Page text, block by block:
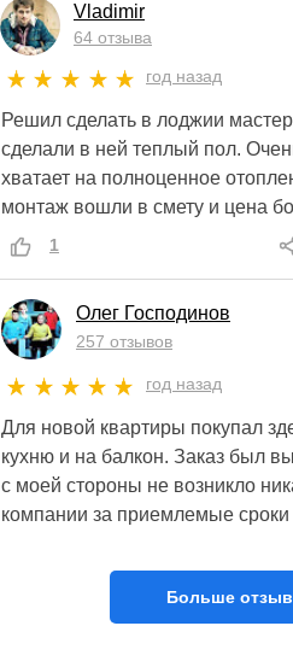
Vladimir
64 отзыва
год назад
Решил сделать в лоджии
сделали в ней теплый пол.
хватает на полноценное
монтаж вошли в смету и цена
1
Олег Господинов
257 отзывов
год назад
Для новой квартиры покупал
кухню и на балкон. Заказ был
с моей стороны не возникло
компании за приемлемые сроки
Больше